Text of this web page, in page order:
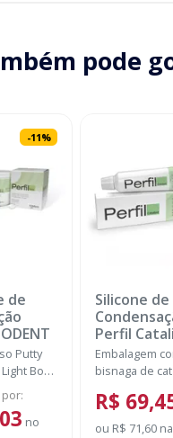
pode
-11%
de
Putty
Body
por:
no
Silicone de
Perfil
VIGODENT
Embalagem
bisnaga de
R$
ou R$ 71,60